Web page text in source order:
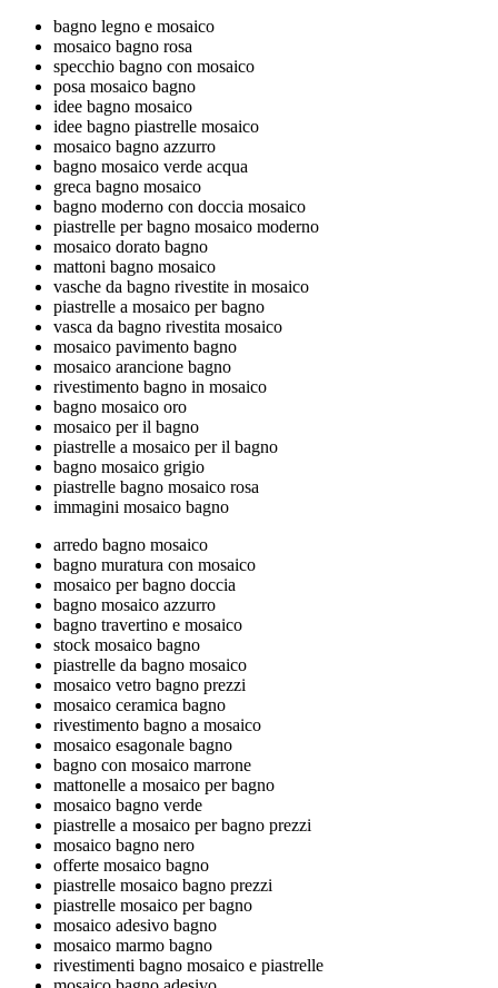
bagno legno e mosaico
mosaico bagno rosa
specchio bagno con mosaico
posa mosaico bagno
idee bagno mosaico
idee bagno piastrelle mosaico
mosaico bagno azzurro
bagno mosaico verde acqua
greca bagno mosaico
bagno moderno con doccia mosaico
piastrelle per bagno mosaico moderno
mosaico dorato bagno
mattoni bagno mosaico
vasche da bagno rivestite in mosaico
piastrelle a mosaico per bagno
vasca da bagno rivestita mosaico
mosaico pavimento bagno
mosaico arancione bagno
rivestimento bagno in mosaico
bagno mosaico oro
mosaico per il bagno
piastrelle a mosaico per il bagno
bagno mosaico grigio
piastrelle bagno mosaico rosa
immagini mosaico bagno
arredo bagno mosaico
bagno muratura con mosaico
mosaico per bagno doccia
bagno mosaico azzurro
bagno travertino e mosaico
stock mosaico bagno
piastrelle da bagno mosaico
mosaico vetro bagno prezzi
mosaico ceramica bagno
rivestimento bagno a mosaico
mosaico esagonale bagno
bagno con mosaico marrone
mattonelle a mosaico per bagno
mosaico bagno verde
piastrelle a mosaico per bagno prezzi
mosaico bagno nero
offerte mosaico bagno
piastrelle mosaico bagno prezzi
piastrelle mosaico per bagno
mosaico adesivo bagno
mosaico marmo bagno
rivestimenti bagno mosaico e piastrelle